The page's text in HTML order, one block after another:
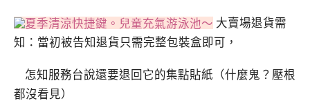
大賣場退貨需
知：當初被告知退貨只需完整包裝盒即可，
怎知服務台說還要退回它的集點貼紙（什麼鬼？壓根
都沒看見）